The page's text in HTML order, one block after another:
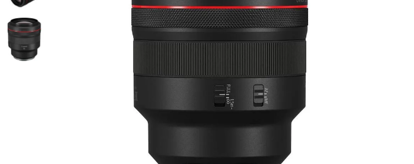
lavaliera
ulanzi
godox